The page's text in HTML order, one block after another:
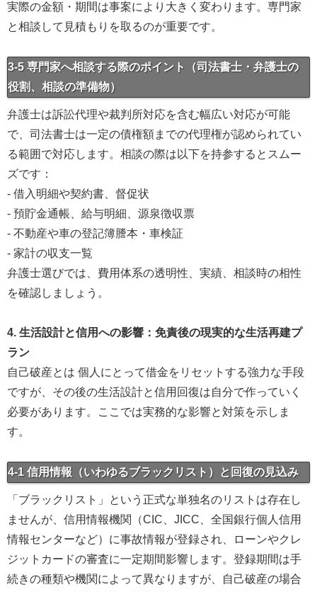
実際の金額・期間は事案により大きく変わります。専門家
と相談して見積もりを取るのが重要です。
3-5 専門家へ相談する際のポイント（司法書士・弁護士の
役割、相談の準備物）
弁護士は訴訟代理や裁判所対応を含む幅広い対応が可能
で、司法書士は一定の債権額までの代理権が認められてい
る範囲で対応します。相談の際は以下を持参するとスムー
ズです：
- 借入明細や契約書、督促状
- 預貯金通帳、給与明細、源泉徴収票
- 不動産や車の登記簿謄本・車検証
- 家計の収支一覧
弁護士選びでは、費用体系の透明性、実績、相談時の相性
を確認しましょう。
4. 生活設計と信用への影響：免責後の現実的な生活再建プ
ラン
自己破産とは 個人にとって借金をリセットする強力な手段
ですが、その後の生活設計と信用回復は自分で作っていく
必要があります。ここでは実務的な影響と対策を示しま
す。
4-1 信用情報（いわゆるブラックリスト）と回復の見込み
「ブラックリスト」という正式な単独名のリストは存在し
ませんが、信用情報機関（CIC、JICC、全国銀行個人信用
情報センターなど）に事故情報が登録され、ローンやクレ
ジットカードの審査に一定期間影響します。登録期間は手
続きの種類や機関によって異なりますが、自己破産の場合